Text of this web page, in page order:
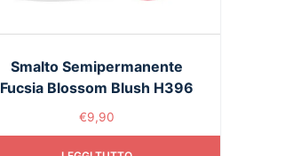
Smalto Semipermanente
Fucsia Blossom Blush H396
€9,90